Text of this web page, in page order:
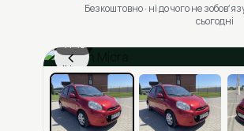
Безкоштовно · ні до чого не
сьогодні
‹
1 / 13
Ціна в місяць